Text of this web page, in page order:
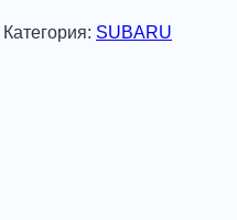
Категория: SUBARU